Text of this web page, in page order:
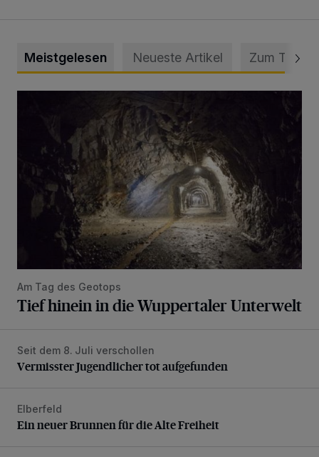
Meistgelesen Neueste Artikel Zum Thema
Am Tag des Geotops
Tief hinein in die Wuppertaler Unterwelt
Vermisster Jugendlicher tot aufgefunden
Seit dem 8. Juli verschollen
Vermisster Jugendlicher tot aufgefunden
Ein neuer Brunnen für die Alte Freiheit
Elberfeld
Ein neuer Brunnen für die Alte Freiheit